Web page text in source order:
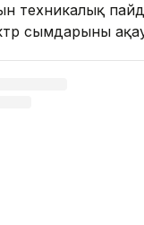
техникалық
сымдарының